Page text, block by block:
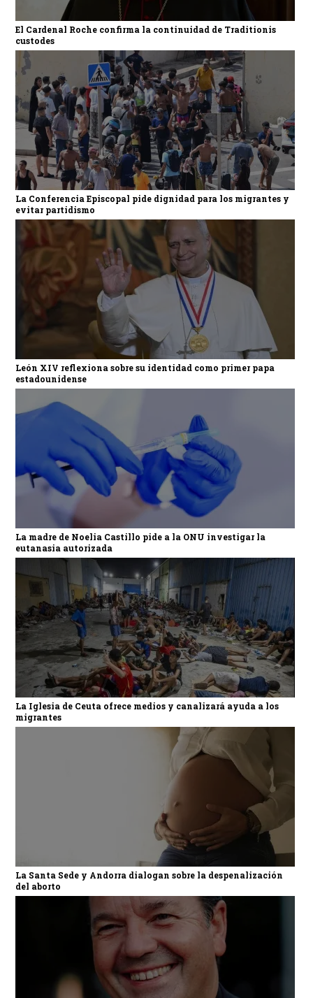
El Cardenal Roche confirma la continuidad de Traditionis
custodes
La Conferencia Episcopal pide dignidad para los migrantes y
evitar partidismo
León XIV reflexiona sobre su identidad como primer papa
estadounidense
La madre de Noelia Castillo pide a la ONU investigar la
eutanasia autorizada
La Iglesia de Ceuta ofrece medios y canalizará ayuda a los
migrantes
La Santa Sede y Andorra dialogan sobre la despenalización
del aborto